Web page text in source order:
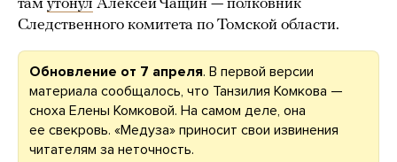
там утонул Алексей Чащин — полковник
Следственного комитета по Томской области.
Обновление от 7 апреля. В первой версии
материала сообщалось, что Танзилия Комкова —
сноха Елены Комковой. На самом деле, она
ее свекровь. «Медуза» приносит свои извинения
читателям за неточность.